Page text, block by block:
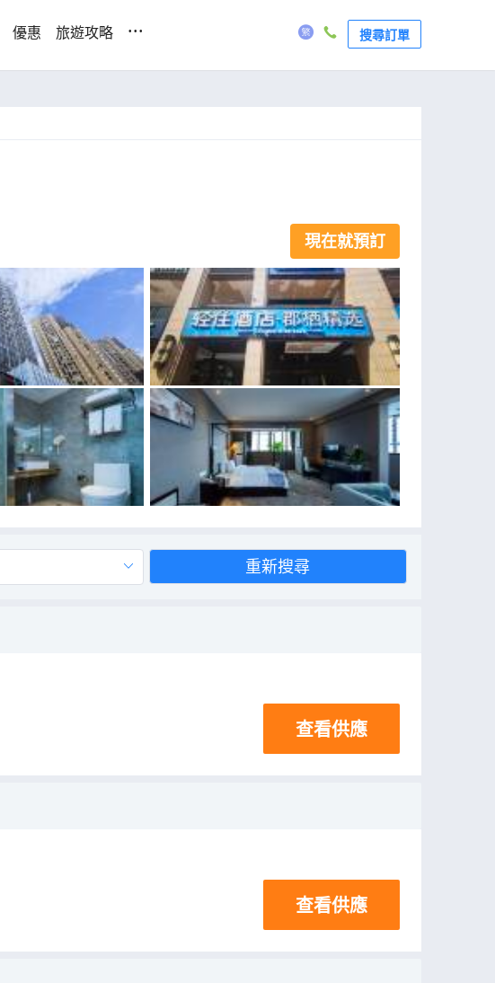
優惠 旅遊攻略 ... 搜尋訂單
現在就預訂
重新搜尋
查看供應
查看供應